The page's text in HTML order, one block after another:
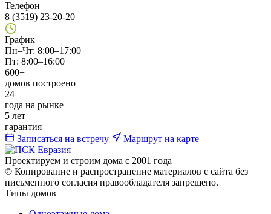
Телефон
8 (3519) 23-20-20
График
Пн–Чт: 8:00–17:00
Пт: 8:00–16:00
600+
домов построено
24
года на рынке
5 лет
гарантия
Записаться на встречу
Маршрут на карте
Проектируем и строим дома с 2001 года
© Копирование и распространение материалов с сайта без
письменного согласия правообладателя запрещено.
Типы домов